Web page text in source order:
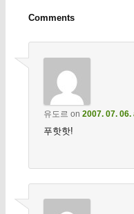
Comments
유도르 on 2007. 07. 06.
푸핫핫!